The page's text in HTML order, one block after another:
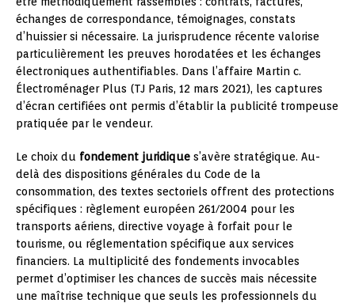
échanges de correspondance, témoignages, constats
d’huissier si nécessaire. La jurisprudence récente valorise
particulièrement les preuves horodatées et les échanges
électroniques authentifiables. Dans l’affaire Martin c.
Électroménager Plus (TJ Paris, 12 mars 2021), les captures
d’écran certifiées ont permis d’établir la publicité trompeuse
pratiquée par le vendeur.
Le choix du fondement juridique s’avère stratégique. Au-
delà des dispositions générales du Code de la
consommation, des textes sectoriels offrent des protections
spécifiques : règlement européen 261/2004 pour les
transports aériens, directive voyage à forfait pour le
tourisme, ou réglementation spécifique aux services
financiers. La multiplicité des fondements invocables
permet d’optimiser les chances de succès mais nécessite
une maîtrise technique que seuls les professionnels du